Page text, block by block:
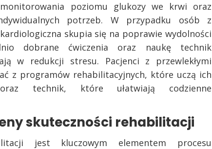
poziomu glukozy we krwi oraz
potrzeb. W przypadku osób z
skupia się na poprawie wydolności
dobrane ćwiczenia oraz naukę technik
w redukcji stresu. Pacjenci z przewlekłymi
z programów rehabilitacyjnych, które uczą ich
technik, które ułatwiają codzienne
skuteczności rehabilitacji
jest kluczowym elementem procesu